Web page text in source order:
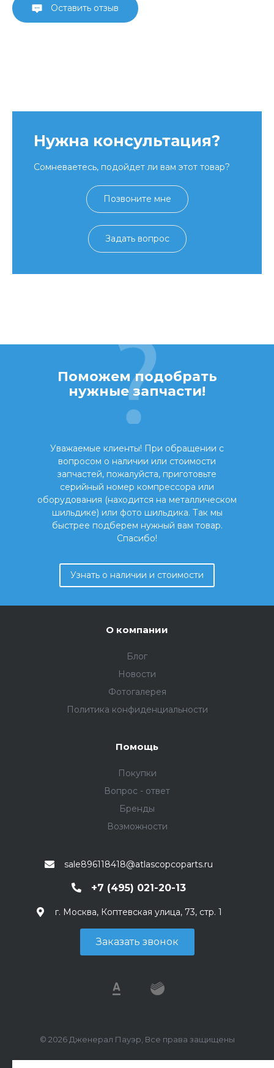
Оставить отзыв
Нужна консультация?
Сомневаетесь, подойдет ли вам этот товар?
Позвоните мне
Задать вопрос
Поможем подобрать
нужные запчасти!
Уважаемые клиенты! При обращении с
вопросом о наличии или стоимости
запчастей, пожалуйста, приготовьте
серийный номер компрессора или
оборудования (находится на металлическом
шильдике) или фото шильдика. Так мы
быстрее подберем нужный вам товар.
Спасибо!
Узнать о наличии и стоимости
О компании
Блог
Новости
Фотогалерея
Политика конфиденциальности
Помощь
Покупки
Вопрос - ответ
Бренды
Возможности
sale896118418@atlascopcoparts.ru
+7 (495) 021-20-13
г. Москва, Коптевская улица, 73, стр. 1
Заказать звонок
© 2026 Дженерал Пауэр, Все права защищены